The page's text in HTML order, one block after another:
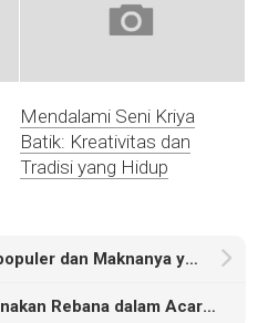
Mendalami Seni Kriya
Batik: Kreativitas dan
Tradisi yang Hidup
5 Nyanyian Daerah Terpopuler dan Maknanya yang Membangkitkan Nostalgia
Cara Kreatif Menggunakan Rebana dalam Acara Budaya dan Festival